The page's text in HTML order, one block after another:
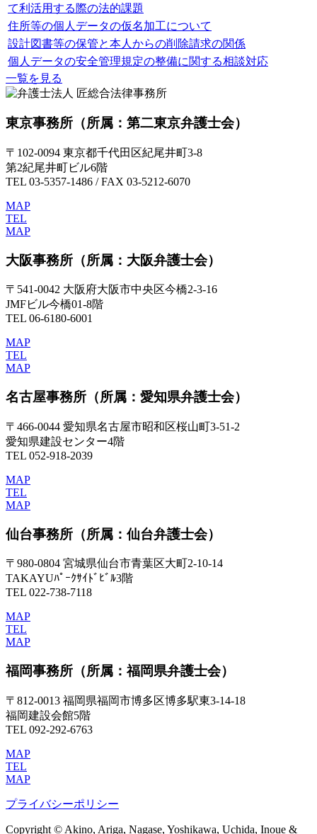
て利活用する際の法的課題
住所等の個人データの仮名加工について
設計図書等の保管と本人からの削除請求の関係
個人データの安全管理規定の整備に関する相談対応
一覧を見る
東京事務所 （所属：第二東京弁護士会）
〒102-0094 東京都千代田区紀尾井町3-8
第2紀尾井町ビル6階
TEL 03-5357-1486 / FAX 03-5212-6070
MAP
TEL
MAP
大阪事務所 （所属：大阪弁護士会）
〒541-0042 大阪府大阪市中央区今橋2-3-16
JMFビル今橋01-8階
TEL 06-6180-6001
MAP
TEL
MAP
名古屋事務所 （所属：愛知県弁護士会）
〒466-0044 愛知県名古屋市昭和区桜山町3-51-2
愛知県建設センター4階
TEL 052-918-2039
MAP
TEL
MAP
仙台事務所 （所属：仙台弁護士会）
〒980-0804 宮城県仙台市青葉区大町2-10-14
TAKAYUﾊﾟｰｸｻｲﾄﾞﾋﾞﾙ3階
TEL 022-738-7118
MAP
TEL
MAP
福岡事務所 （所属：福岡県弁護士会）
〒812-0013 福岡県福岡市博多区博多駅東3-14-18
福岡建設会館5階
TEL 092-292-6763
MAP
TEL
MAP
プライバシーポリシー
Copyright © Akino, Ariga, Nagase, Yoshikawa, Uchida, Inoue &